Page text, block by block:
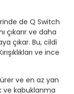
de Q Switch
çıkarır ve daha
çıkar. Bu, cildi
ve ince
ve en az yan
ve kabuklanma